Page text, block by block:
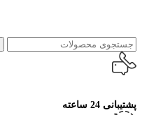
پشتیبانی 24 ساعته